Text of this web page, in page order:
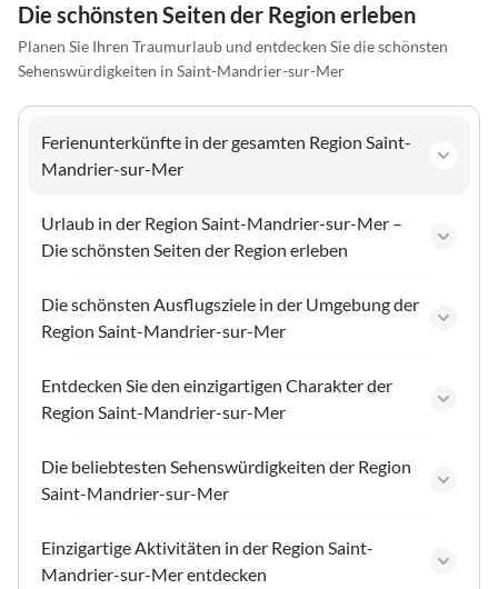
Die schönsten Seiten der Region erleben
Planen Sie Ihren Traumurlaub und entdecken Sie die schönsten
Sehenswürdigkeiten in Saint-Mandrier-sur-Mer
Ferienunterkünfte in der gesamten Region Saint-
Mandrier-sur-Mer
Urlaub in der Region Saint-Mandrier-sur-Mer –
Die schönsten Seiten der Region erleben
Die schönsten Ausflugsziele in der Umgebung der
Region Saint-Mandrier-sur-Mer
Entdecken Sie den einzigartigen Charakter der
Region Saint-Mandrier-sur-Mer
Die beliebtesten Sehenswürdigkeiten der Region
Saint-Mandrier-sur-Mer
Einzigartige Aktivitäten in der Region Saint-
Mandrier-sur-Mer entdecken